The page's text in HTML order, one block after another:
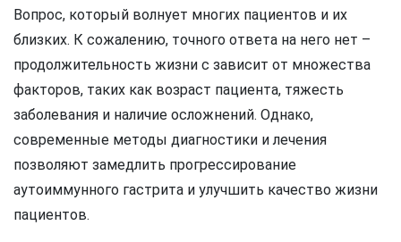
Вопрос, который волнует многих пациентов и их
близких. К сожалению, точного ответа на него нет –
продолжительность жизни с зависит от множества
факторов, таких как возраст пациента, тяжесть
заболевания и наличие осложнений. Однако,
современные методы диагностики и лечения
позволяют замедлить прогрессирование
аутоиммунного гастрита и улучшить качество жизни
пациентов.